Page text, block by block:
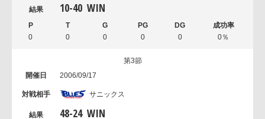
10-40 WIN
0 0 0 0 0 0％
第3節
2006/09/17
サニックス
48-24 WIN